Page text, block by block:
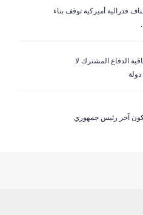
فدرالية أميركية توقف بناء
الدفاع المشترك لا
آخر رئيس جمهوري